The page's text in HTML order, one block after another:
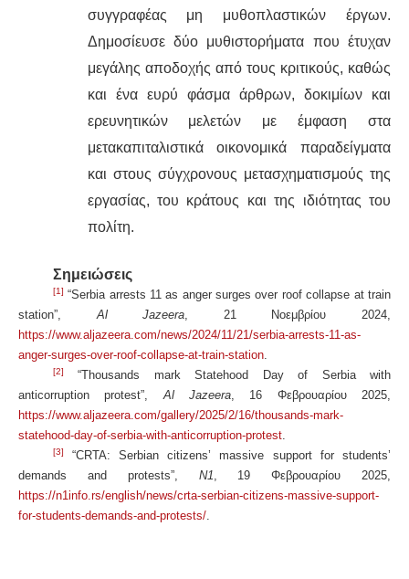
συγγραφέας μη μυθοπλαστικών έργων.
Δημοσίευσε δύο μυθιστορήματα που έτυχαν
μεγάλης αποδοχής από τους κριτικούς, καθώς
και ένα ευρύ φάσμα άρθρων, δοκιμίων και
ερευνητικών μελετών με έμφαση στα
μετακαπιταλιστικά οικονομικά παραδείγματα
και στους σύγχρονους μετασχηματισμούς της
εργασίας, του κράτους και της ιδιότητας του
πολίτη.
Σημειώσεις
[1] “Serbia arrests 11 as anger surges over roof collapse at train
station”,Al Jazeera, 21 Νοεμβρίου 2024,
https://www.aljazeera.com/news/2024/11/21/serbia-arrests-11-as-
anger-surges-over-roof-collapse-at-train-station.
[2]
“Thousands mark Statehood Day of Serbia with
anticorruption protest”,Al Jazeera, 16 Φεβρουαρίου2025,
https://www.aljazeera.com/gallery/2025/2/16/thousands-mark-
statehood-day-of-serbia-with-anticorruption-protest.
[3]
“CRTA: Serbian citizens’ massive support for students’
demands and protests”, N1, 19Φεβρουαρίου 2025,
https://n1info.rs/english/news/crta-serbian-citizens-massive-support-
for-students-demands-and-protests/.